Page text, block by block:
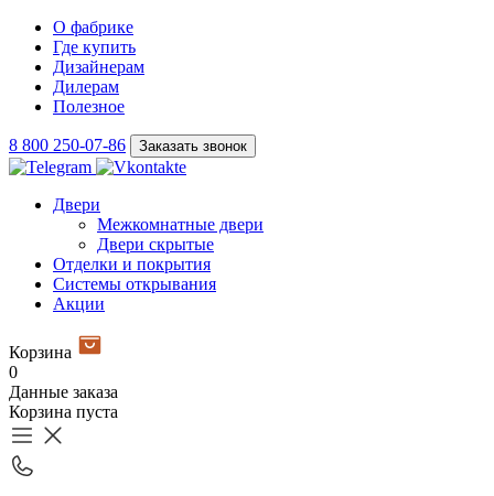
О фабрике
Где купить
Дизайнерам
Дилерам
Полезное
8 800 250-07-86 Заказать звонок
Двери
Межкомнатные двери
Двери скрытые
Отделки и покрытия
Системы открывания
Акции
Корзина
0
Данные заказа
Корзина пуста